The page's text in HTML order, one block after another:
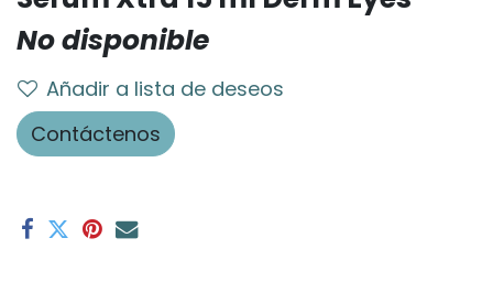
No disponible
Añadir a lista de deseos
Contáctenos